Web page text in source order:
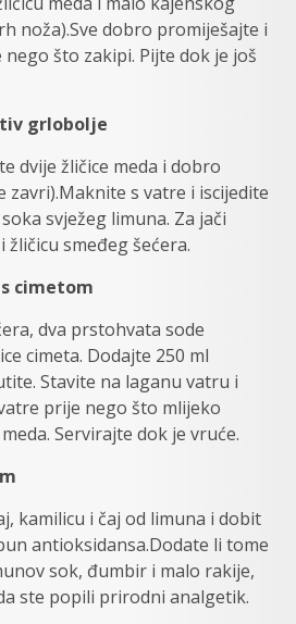
noža).Sve dobro promiješajte i
što zakipi. Pijte dok je još
grlobolje
dvije žličice meda i dobro
zavri).Maknite s vatre i iscijedite
svježeg limuna. Za jači
smeđeg šećera.
cimetom
dva prstohvata sode
cimeta. Dodajte 250 ml
Stavite na laganu vatru i
prije nego što mlijeko
Servirajte dok je vruće.
kamilicu i čaj od limuna i dobit
antioksidansa.Dodate li tome
sok, đumbir i malo rakije,
ste popili prirodni analgetik.